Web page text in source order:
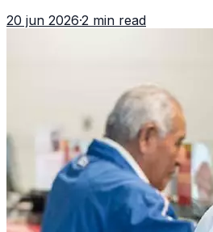
fallido con la administración
20 jun 2026·2 min read